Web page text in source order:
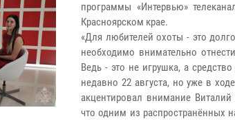
программы «Интервью»
Красноярском крае.
«Для любителей охоты - это
необходимо внимательно
Ведь - это не игрушка, а
недавно 22 августа, но уже в
акцентировал внимание
что одним из распространённых